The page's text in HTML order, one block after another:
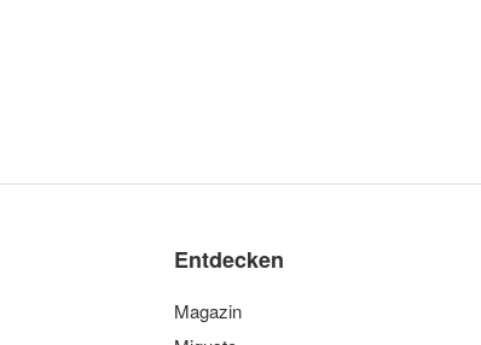
Entdecken
Magazin